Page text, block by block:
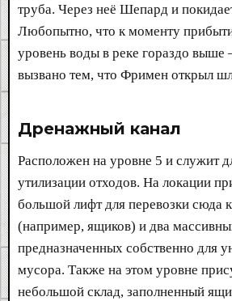
труба. Через неё Шепард и
Любопытно, что к моменту
уровень воды в реке гораздо
вызвано тем, что Фримен открыл
Дренажный канал​
Расположен на уровне 5 и служит
утилизации отходов. На локации
большой лифт для перевозки сюда
(например, ящиков) и два
предназначенных собственно для
мусора. Также на этом уровне
небольшой склад, заполненный